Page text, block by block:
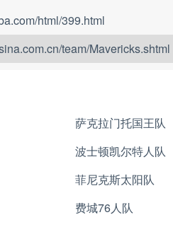
html/399.html
team/Mavericks.shtml
萨克拉门托国王队
波士顿凯尔特人队
菲尼克斯太阳队
费城76人队